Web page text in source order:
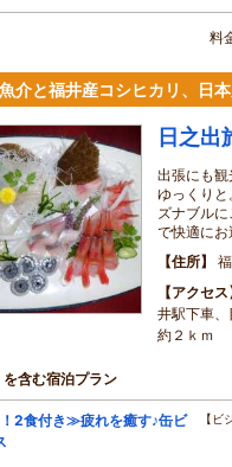
料
介と福井産コシヒカリ、日
日之出
出張にも
ゆっくり
ズナブル
で快適に
住所
アクセス
井駅下車
約２ｋｍ
を含む宿泊プラン
2食付き≫疲れを癒す♪缶ビ
【ビ